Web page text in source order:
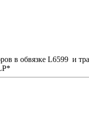
в обвязке L6599 и